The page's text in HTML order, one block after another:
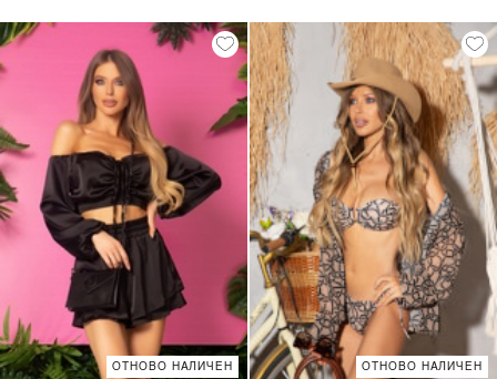
ОТНОВО НАЛИЧЕН ОТНОВО НАЛИЧЕН